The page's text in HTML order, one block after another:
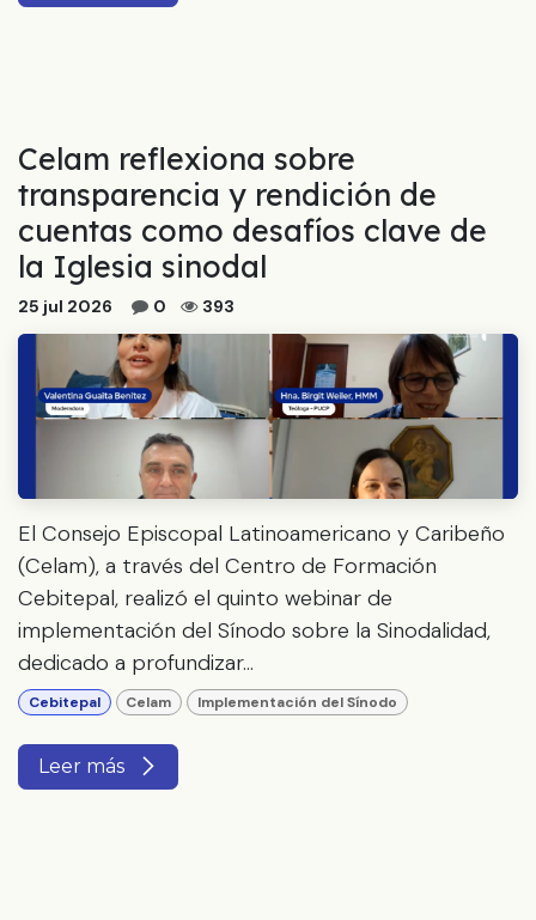
Celam reflexiona sobre
transparencia y rendición de
cuentas como desafíos clave de
la Iglesia sinodal
25 jul 2026 0 393
El Consejo Episcopal Latinoamericano y Caribeño
(Celam), a través del Centro de Formación
Cebitepal, realizó el quinto webinar de
implementación del Sínodo sobre la Sinodalidad,
dedicado a profundizar...
Cebitepal Celam Implementación del Sínodo
Leer más